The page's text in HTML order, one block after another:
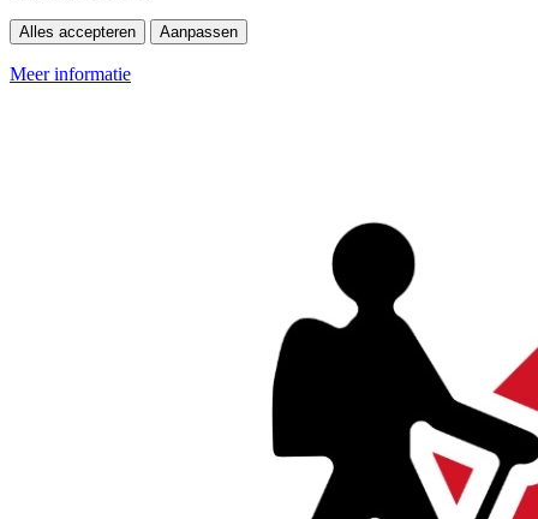
Alles accepteren Aanpassen
Meer informatie